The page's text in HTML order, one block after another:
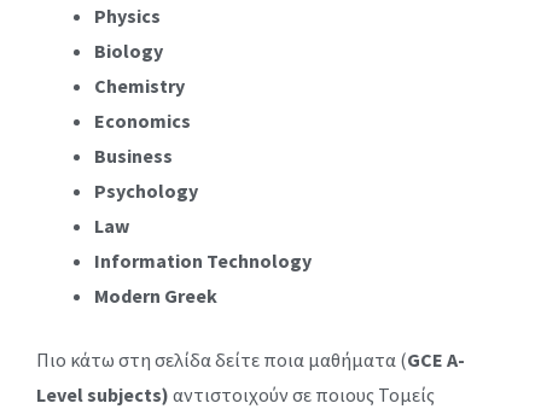
Physics
Biology
Chemistry
Economics
Business
Psychology
Law
Information Technology
Modern Greek
Πιο κάτω στη σελίδα δείτε ποια μαθήματα (GCE A-
Level subjects) αντιστοιχούν σε ποιους Τομείς